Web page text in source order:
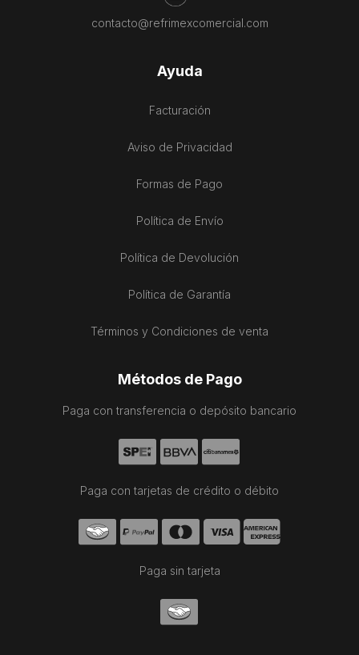
contacto@refrimexcomercial.com
Ayuda
Facturación
Aviso de Privacidad
Formas de Pago
Política de Envío
Política de Devolución
Política de Garantía
Términos y Condiciones de venta
Métodos de Pago
Paga con transferencia o depósito bancario
Paga con tarjetas de crédito o débito
Paga sin tarjeta